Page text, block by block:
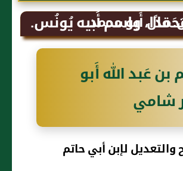
واسم أَبيه يُونُس.
قال أَبو محمد.
عَبد الله أَبو
شامي
والتعديل لإبن أبي حاتم